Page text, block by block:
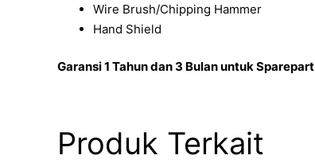
Wire Brush/Chipping Hammer
Hand Shield
Garansi 1 Tahun dan 3 Bulan untuk Sparepart
Produk Terkait